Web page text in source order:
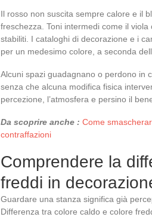
Il rosso non suscita sempre calore e il
freschezza. Toni intermedi come il
stabiliti. I cataloghi di decorazione e i
per un medesimo colore, a seconda
Alcuni spazi guadagnano o perdono in
senza che alcuna modifica fisica
percezione, l’atmosfera e persino il
Da scoprire anche : Come
contraffazioni
Comprendere la
freddi in
Guardare una stanza significa già
Differenza tra colore caldo e colore